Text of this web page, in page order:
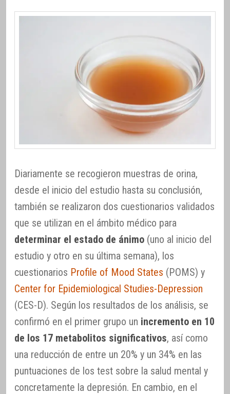
Diariamente se recogieron muestras de orina,
desde el inicio del estudio hasta su conclusión,
también se realizaron dos cuestionarios validados
que se utilizan en el ámbito médico para
determinar el estado de ánimo (uno al inicio del
estudio y otro en su última semana), los
cuestionarios Profile of Mood States (POMS) y
Center for Epidemiological Studies-Depression
(CES-D). Según los resultados de los análisis, se
confirmó en el primer grupo un incremento en 10
de los 17 metabolitos significativos, así como
una reducción de entre un 20% y un 34% en las
puntuaciones de los test sobre la salud mental y
concretamente la depresión. En cambio, en el